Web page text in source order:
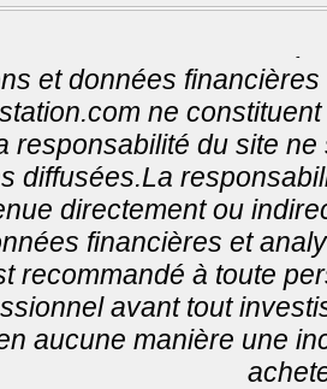
-
et données
ne
responsabilité du site
diffusées.La
directement ou
financières et
recommandé à toute
avant tout
aucune manière une